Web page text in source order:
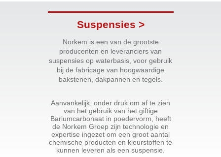
Suspensies >
Norkem is een van de grootste
producenten en leveranciers van
suspensies op waterbasis, voor gebruik
bij de fabricage van hoogwaardige
bakstenen, dakpannen en tegels.
Aanvankelijk, onder druk om af te zien
van het gebruik van het giftige
Bariumcarbonaat in poedervorm, heeft
de Norkem Groep zijn technologie en
expertise ingezet om een groot aantal
chemische producten en kleurstoffen te
kunnen leveren als een suspensie.